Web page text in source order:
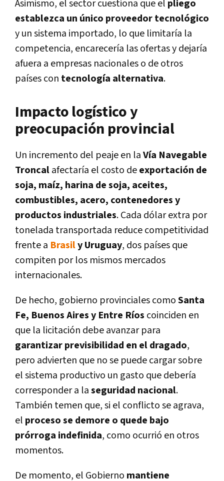
Asimismo, el sector cuestiona que el pliego
establezca un único proveedor tecnológico
y un sistema importado, lo que limitaría la
competencia, encarecería las ofertas y dejaría
afuera a empresas nacionales o de otros
países con tecnología alternativa.
Impacto logístico y
preocupación provincial
Un incremento del peaje en laVía Navegable
Troncalafectaría el costo deexportación de
soja, maíz, harina de soja, aceites,
combustibles, acero, contenedores y
productos industriales. Cada dólar extra por
tonelada transportada reduce competitividad
frente a Brasily Uruguay, dos países que
compiten por los mismos mercados
internacionales.
De hecho, gobierno provinciales comoSanta
Fe, Buenos Aires y Entre Ríos coinciden en
que la licitación debe avanzar para
garantizar previsibilidad en el dragado,
pero advierten que no se puede cargar sobre
el sistema productivo un gasto que debería
corresponder a laseguridad nacional.
También temen que, si el conflicto se agrava,
el proceso se demore o quede bajo
prórroga indefinida, como ocurrió en otros
momentos.
De momento, el Gobierno mantiene